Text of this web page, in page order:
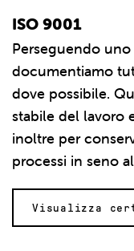
ISO 9001
Perseguendo
documentiamo
dove possibile.
stabile del lavoro
inoltre per
processi in seno
Visualizza